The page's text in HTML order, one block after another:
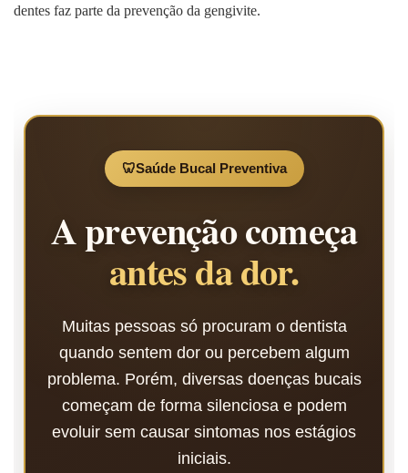
dentes faz parte da prevenção da gengivite.
🦷Saúde Bucal Preventiva
A prevenção começa
antes da dor.
Muitas pessoas só procuram o dentista
quando sentem dor ou percebem algum
problema. Porém, diversas doenças bucais
começam de forma silenciosa e podem
evoluir sem causar sintomas nos estágios
iniciais.